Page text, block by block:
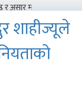
मसान्त सम्म प्रदेश
शाहीज्यूले